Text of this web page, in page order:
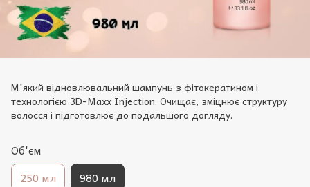
М'який відновлювальний шампунь з фітокератином і
технологією 3D-Maxx Injection. Очищає, зміцнює структуру
волосся і підготовлює до подальшого догляду.
Oб'єм
250 мл 980 мл